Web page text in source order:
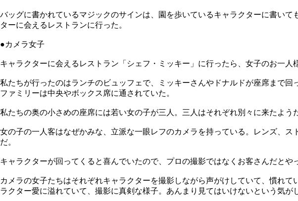
バッグに書かれているマジックのサインは、園を歩いているキャラクターに書い
ターに会えるレストランに行った。
●カメラ女子
キャラクターに会えるレストラン「シェフ・ミッキー」に行ったら、女子のお一人
私たちが行ったのはランチのビュッフェで、ミッキーさんやドナルドが座席まで
ファミリーは中央やボックス席に通されていた。
私たちの奥の小さめの座席には若い女の子が三人。三人はそれぞれ別々に来たよう
女の子の一人客はなぜかみな、立派な一眼レフのカメラを持っている。レンズ、
だ。
キャラクターが回ってくると喜んでいたので、プロの撮影ではなくお客さんだと
カメラの女子たちはそれぞれキャラクターを撮影しながら声がけしていて、慣れ
ラクター愛に溢れていて、撮影に真剣な様子。あんまり見てはいけないという気が